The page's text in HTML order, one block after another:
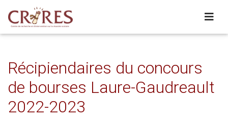
Récipiendaires du concours
de bourses Laure-Gaudreault
2022-2023